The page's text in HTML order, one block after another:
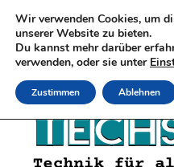
Wir verwenden Cookies, um
unserer Website zu bieten.
Du kannst mehr darüber
verwenden, oder sie unter
Zustimmen Ablehnen